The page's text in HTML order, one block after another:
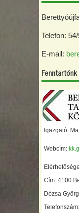
Telefon:
E-mail:
Fenntartónk
Igazgató:
Webcím:
Cím: 4100
Dózsa